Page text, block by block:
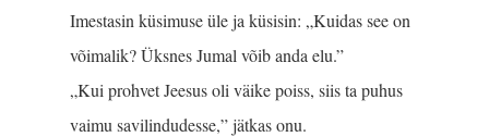
Imestasin küsimuse üle ja küsisin: „Kuidas see on
võimalik? Üksnes Jumal võib anda elu.”
„Kui prohvet Jeesus oli väike poiss, siis ta puhus
vaimu savilindudesse,” jätkas onu.